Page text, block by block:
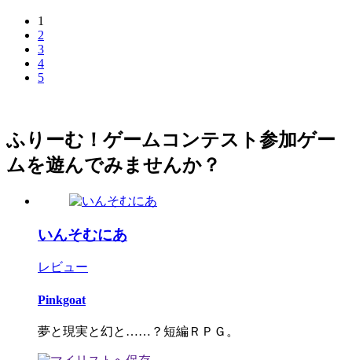
1
2
3
4
5
ふりーむ！ゲームコンテスト参加ゲー
ムを遊んでみませんか？
いんそむにあ
レビュー
Pinkgoat
夢と現実と幻と……？短編ＲＰＧ。